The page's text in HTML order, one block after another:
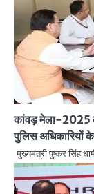
कांवड़ मेला-2025
पुलिस अधिकारियों
मुख्यमंत्री पुष्कर सिंह